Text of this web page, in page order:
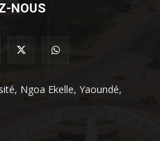
NOUS
Ngoa Ekelle, Yaoundé,